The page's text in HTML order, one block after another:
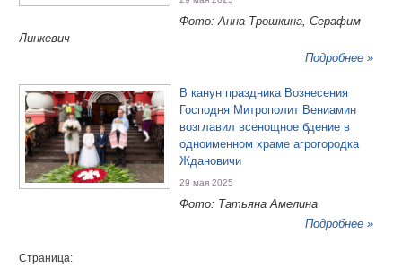
Фото: Анна Трошкина, Серафим
Линкевич
Подробнее »
В канун праздника Вознесения
Господня Митрополит Вениамин
возглавил всенощное бдение в
одноименном храме агрогородка
Ждановичи
29 мая 2025
Фото: Татьяна Амелина
Подробнее »
Страница: